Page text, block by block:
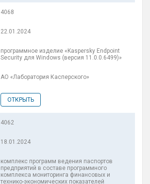
4068
22.01.2024
программное изделие «Kaspersky Endpoint
Security для Windows (версия 11.0.0.6499)»
АО «Лаборатория Касперского»
ОТКРЫТЬ
4062
18.01.2024
комплекс программ ведения паспортов
предприятий в составе программного
комплекса мониторинга финансовых и
технико-экономических показателей